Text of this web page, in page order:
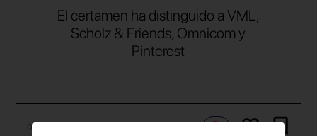
El certamen ha distinguido a VML,
Scholz & Friends, Omnicom y
Pinterest
09 septiembre 2025